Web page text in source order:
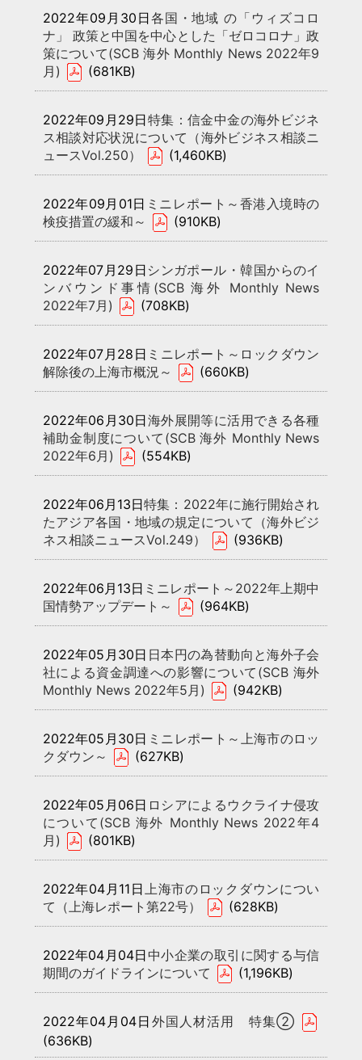
2022年09月30日各国・地域 の「ウィズコロ
ナ」 政策と中国を中心とした「ゼロコロナ」政
策について(SCB 海外 Monthly News 2022年9
月)
(681KB)
2022年09月29日特集：信金中金の海外ビジネ
ス相談対応状況について（海外ビジネス相談ニ
ュースVol.250）
(1,460KB)
2022年09月01日 ミニレポート～香港入境時の
検疫措置の緩和～
(910KB)
2022年07月29日 シンガポール・韓国からのイ
ンバウンド事情(SCB 海外 Monthly News
2022年7月)
(708KB)
2022年07月28日 ミニレポート～ロックダウン
解除後の上海市概況～
(660KB)
2022年06月30日海外展開等に活用できる各種
補助金制度について(SCB 海外 Monthly News
2022年6月)
(554KB)
2022年06月13日特集：2022年に施行開始され
たアジア各国・地域の規定について（海外ビジ
ネス相談ニュースVol.249）
(936KB)
2022年06月13日 ミニレポート～2022年上期中
国情勢アップデート～
(964KB)
2022年05月30日 日本円の為替動向と海外子会
社による資金調達への影響について(SCB 海外
Monthly News 2022年5月)
(942KB)
2022年05月30日 ミニレポート～上海市のロッ
クダウン～
(627KB)
2022年05月06日 ロシアによるウクライナ侵攻
について(SCB 海外 Monthly News 2022年4
月)
(801KB)
2022年04月11日 上海市のロックダウンについ
て（上海レポート第22号）
(628KB)
2022年04月04日 中小企業の取引に関する与信
期間のガイドラインについて
(1,196KB)
2022年04月04日 外国人材活用 特集②
(636KB)